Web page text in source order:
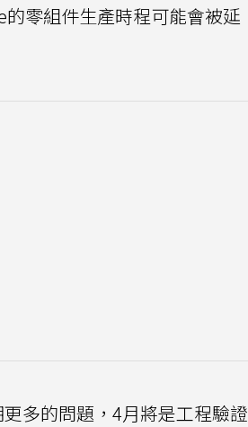
零組件生產時程可能會被延
多的問題，4月將是工程驗證